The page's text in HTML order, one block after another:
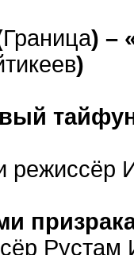
Граница) –
)